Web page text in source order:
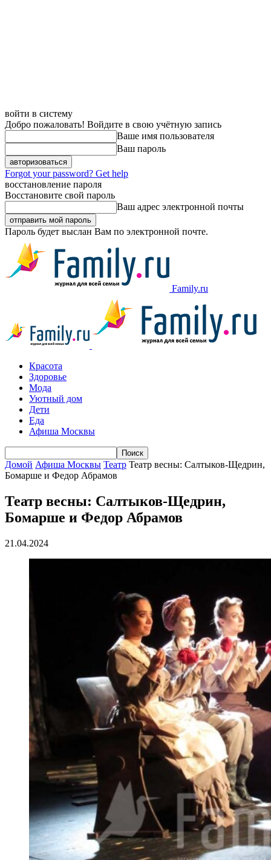
войти в систему
Добро пожаловать! Войдите в свою учётную запись
Ваше имя пользователя
Ваш пароль
Forgot your password? Get help
восстановление пароля
Восстановите свой пароль
Ваш адрес электронной почты
Пароль будет выслан Вам по электронной почте.
Family.ru
Красота
Здоровье
Мода
Уютный дом
Дети
Еда
Афиша Москвы
Домой Афиша Москвы Театр Театр весны: Салтыков-Щедрин,
Бомарше и Федор Абрамов
Театр весны: Салтыков-Щедрин,
Бомарше и Федор Абрамов
21.04.2024